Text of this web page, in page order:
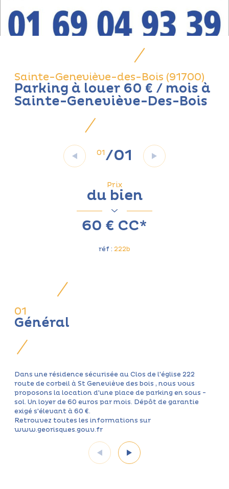
Sainte-Geneviève-des-Bois (91700)
Parking à louer 60 € / mois à
Sainte-Geneviève-Des-Bois
01/01
Prix
du bien
60 € CC*
réf : 222b
01
Général
Dans une résidence sécurisée au Clos de l'église 222
route de corbeil à St Geneviève des bois , nous vous
proposons la location d'une place de parking en sous -
sol. Un loyer de 60 euros par mois. Dépôt de garantie
exigé s'élevant à 60 €.
Retrouvez toutes les informations sur
www.georisques.gouv.fr